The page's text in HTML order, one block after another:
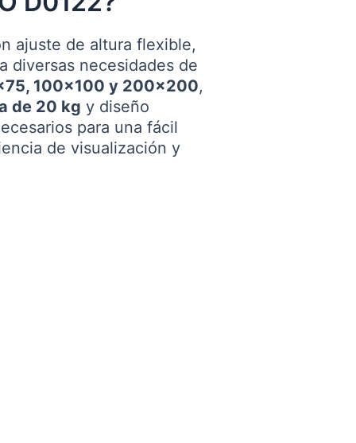
ajuste de altura flexible,
diversas necesidades de
100×100 y 200×200,
de 20 kg y diseño
para una fácil
de visualización y